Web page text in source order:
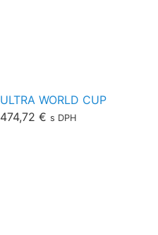
ULTRA WORLD CUP
474,72 € s DPH